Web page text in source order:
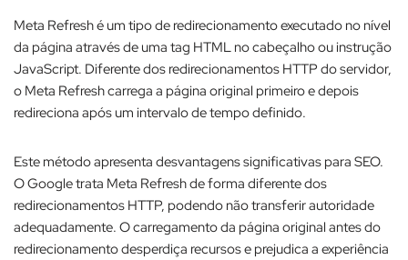
Meta Refresh é um tipo de redirecionamento executado no nível
da página através de uma tag HTML no cabeçalho ou instrução
JavaScript. Diferente dos redirecionamentos HTTP do servidor,
o Meta Refresh carrega a página original primeiro e depois
redireciona após um intervalo de tempo definido.​
Este método apresenta desvantagens significativas para SEO.
O Google trata Meta Refresh de forma diferente dos
redirecionamentos HTTP, podendo não transferir autoridade
adequadamente. O carregamento da página original antes do
redirecionamento desperdiça recursos e prejudica a experiência